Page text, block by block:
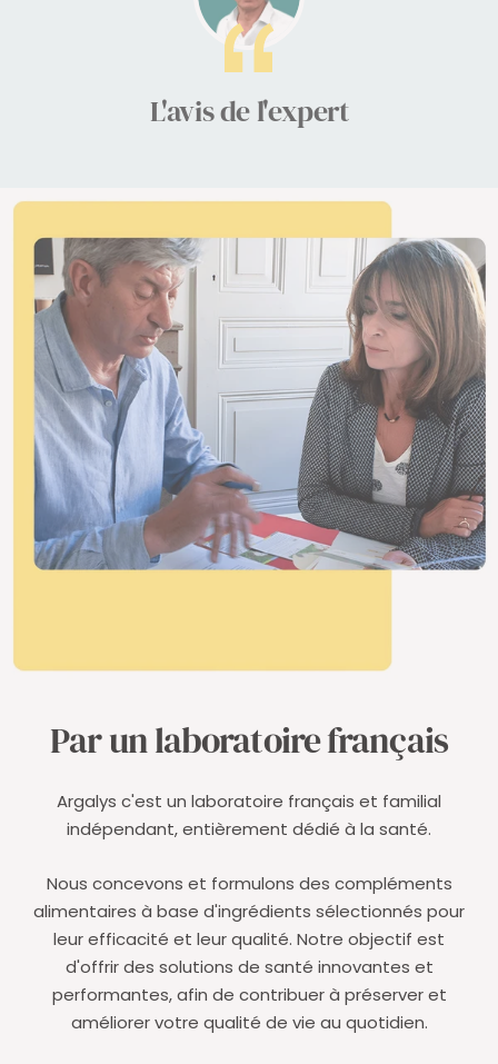
L'avis de l'expert
Par un laboratoire français
Argalys c'est un laboratoire français et familial
indépendant, entièrement dédié à la santé.
Nous concevons et formulons des compléments
alimentaires à base d'ingrédients sélectionnés pour
leur efficacité et leur qualité. Notre objectif est
d'offrir des solutions de santé innovantes et
performantes, afin de contribuer à préserver et
améliorer votre qualité de vie au quotidien.